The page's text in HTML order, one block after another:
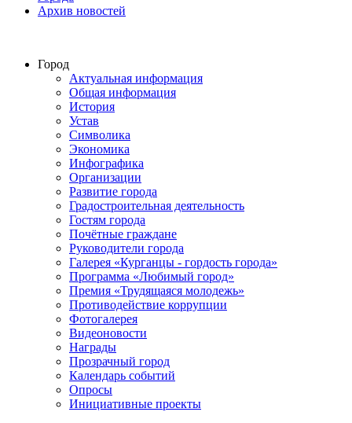
Архив новостей
Город
Актуальная информация
Общая информация
История
Устав
Символика
Экономика
Инфографика
Организации
Развитие города
Градостроительная деятельность
Гостям города
Почётные граждане
Руководители города
Галерея «Курганцы - гордость города»
Программа «Любимый город»
Премия «Трудящаяся молодежь»
Противодействие коррупции
Фотогалерея
Видеоновости
Награды
Прозрачный город
Календарь событий
Опросы
Инициативные проекты